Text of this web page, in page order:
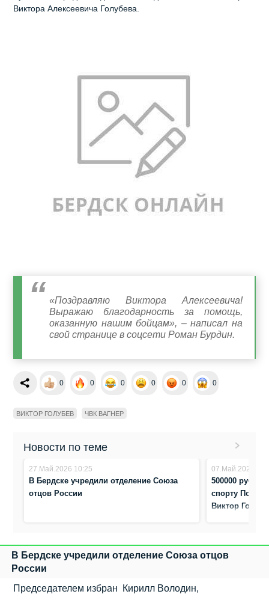
Виктора Алексеевича Голубева.
«Поздравляю Виктора Алексеевича!
Выражаю благодарность за помощь,
оказанную нашим бойцам», – написал на
свой странице в соцсети Роман Бурдин.
0 0 0 0 0 0
ВИКТОР ГОЛУБЕВ ЧВК ВАГНЕР
Новости по теме
27.Май.2026 10:25
В Бердске учредили отделение Союза
отцов России
07.Май.2025
500000
спорту
Виктор
В Бердске учредили отделение Союза отцов
России
Председателем избран Кирилл Володин,